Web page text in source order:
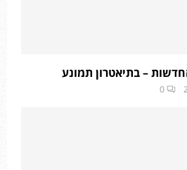
– בתיאטרון תמונע
0